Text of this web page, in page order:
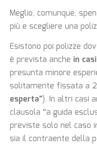
Meglio, comunque,
più e scegliere una
Esistono poi polizze
è prevista anche in
presunta minore
solitamente fissata a
esperta”). In altri casi
clausola “a guida
previste solo nel caso
sia il contraente della